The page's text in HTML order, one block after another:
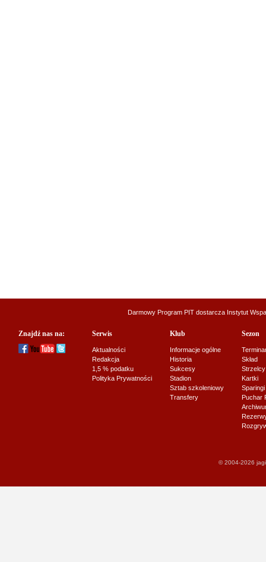
Darmowy Program PIT dostarcza Instytut
Znajdź nas na: Serwis
Aktualności
Redakcja
1,5 % podatku
Polityka Prywatności
Klub
Informacje ogólne
Historia
Sukcesy
Stadion
Sztab szkoleniowy
Transfery
Sezon
Skład
Strzelcy
Kartki
Sparingi
Puchar
© 2004-2026